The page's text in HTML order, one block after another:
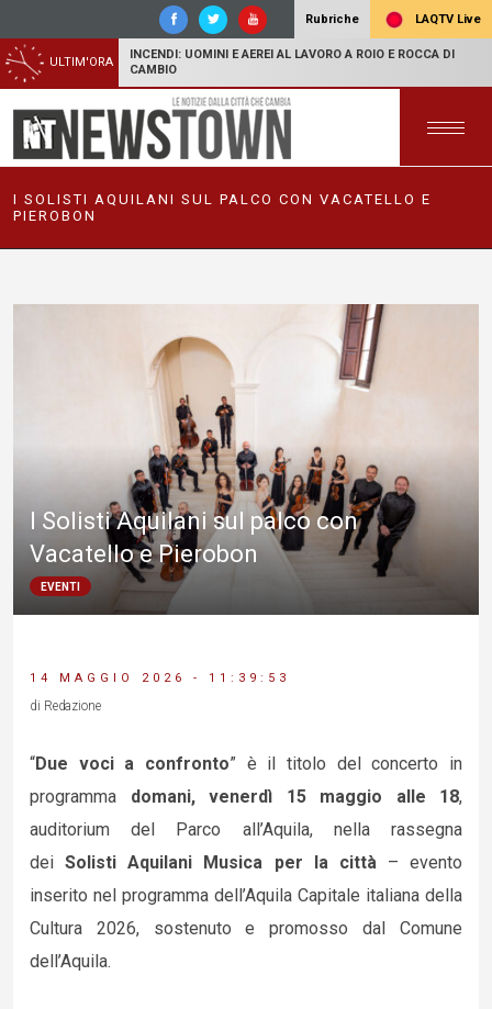
Rubriche LAQTV Live
ULTIM'ORA
INCENDI: UOMINI E AEREI AL LAVORO A ROIO E ROCCA DI
CAMBIO
I SOLISTI AQUILANI SUL PALCO CON VACATELLO E
PIEROBON
I Solisti Aquilani sul palco con
Vacatello e Pierobon
EVENTI
14 MAGGIO 2026 - 11:39:53
di Redazione
“Due voci a confronto” è il titolo del concerto in
programma domani, venerdì 15 maggio alle 18,
auditorium del Parco all’Aquila, nella rassegna
deiSolisti Aquilani Musica per la città– evento
inserito nel programma dell’Aquila Capitale italiana della
Cultura 2026, sostenuto e promosso dal Comune
dell’Aquila.